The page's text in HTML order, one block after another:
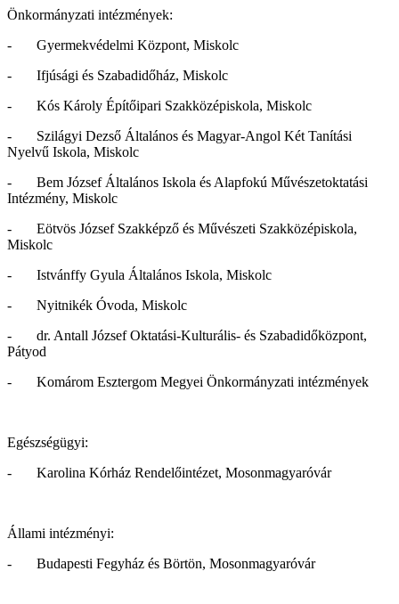
Önkormányzati intézmények:
- Gyermekvédelmi Központ, Miskolc
- Ifjúsági és Szabadidőház, Miskolc
- Kós Károly Építőipari Szakközépiskola, Miskolc
- Szilágyi Dezső Általános és Magyar-Angol Két Tanítási
Nyelvű Iskola, Miskolc
- Bem József Általános Iskola és Alapfokú Művészetoktatási
Intézmény, Miskolc
- Eötvös József Szakképző és Művészeti Szakközépiskola,
Miskolc
- Istvánffy Gyula Általános Iskola, Miskolc
- Nyitnikék Óvoda, Miskolc
- dr. Antall József Oktatási-Kulturális- és Szabadidőközpont,
Pátyod
- Komárom Esztergom Megyei Önkormányzati intézmények
Egészségügyi:
- Karolina Kórház Rendelőintézet, Mosonmagyaróvár
Állami intézményi:
- Budapesti Fegyház és Börtön, Mosonmagyaróvár